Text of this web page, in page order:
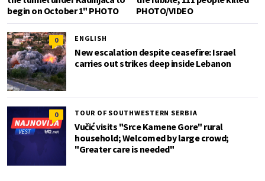
begin on October 1" PHOTO
PHOTO/VIDEO
0 ENGLISH
New escalation despite ceasefire: Israel
carries out strikes deep inside Lebanon
0 TOUR OF SOUTHWESTERN SERBIA
Vučić visits "Srce Kamene Gore" rural
household; Welcomed by large crowd;
"Greater care is needed"